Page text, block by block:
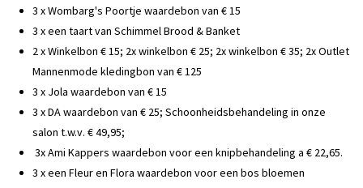
3 x Wombarg's Poortje waardebon van € 15
3 x een taart van Schimmel Brood & Banket
2 x Winkelbon € 15; 2x winkelbon € 25; 2x winkelbon € 35; 2x Outlet
Mannenmode kledingbon van € 125
3 x Jola waardebon van € 15
3 x DA waardebon van € 25; Schoonheidsbehandeling in onze
salon t.w.v. € 49,95;
3x Ami Kappers waardebon voor een knipbehandeling a € 22,65.
3 x een Fleur en Flora waardebon voor een bos bloemen